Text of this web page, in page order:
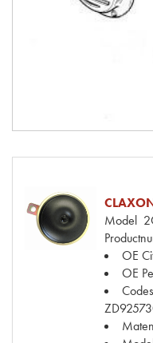
Model
OE
OE
Codes
Maten